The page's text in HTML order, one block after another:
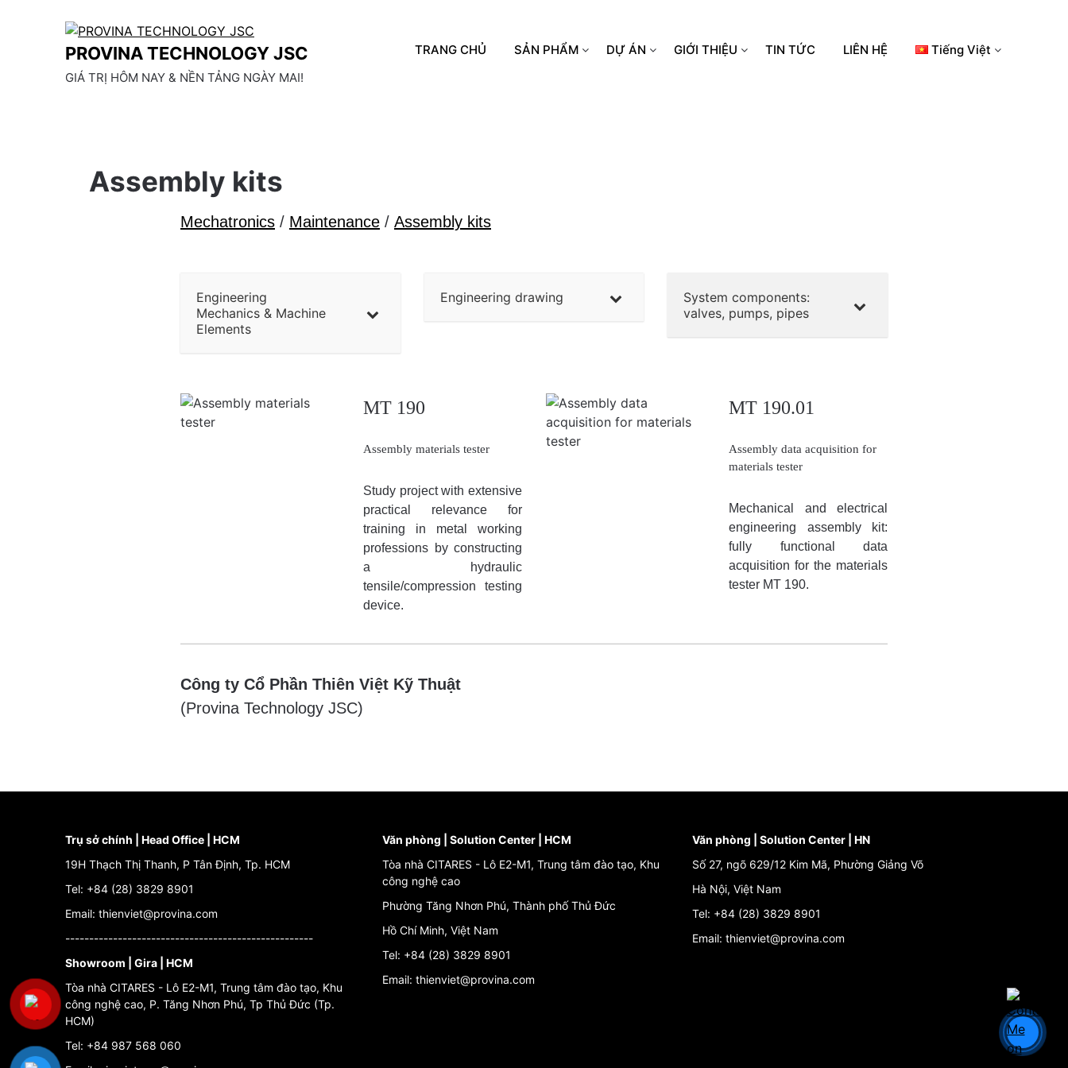
PROVINA TECHNOLOGY JSC
GIÁ TRỊ HÔM NAY & NỀN TẢNG NGÀY MAI!
TRANG CHỦ SẢN PHẨM DỰ ÁN GIỚI THIỆU TIN TỨC LIÊN HỆ Tiếng Việt
Assembly kits
Mechatronics / Maintenance / Assembly kits
Engineering
Mechanics & Machine
Elements
Engineering drawing
System components:
valves, pumps, pipes
MT 190
Assembly materials tester
Study project with extensive
practical relevance for
training in metal working
professions by constructing
a hydraulic
tensile/compression testing
device.
MT 190.01
Assembly data acquisition for
materials tester
Mechanical and electrical
engineering assembly kit:
fully functional data
acquisition for the materials
tester MT 190.
Công ty Cổ Phần Thiên Việt Kỹ Thuật
(Provina Technology JSC)
Trụ sở chính | Head Office | HCM
19H Thạch Thị Thanh, P Tân Định, Tp. HCM
Tel: +84 (28) 3829 8901
Email: thienviet@provina.com
----------------------------------------------------
Showroom | Gira | HCM
Tòa nhà CITARES - Lô E2-M1, Trung tâm đào tạo, Khu
công nghệ cao, P. Tăng Nhơn Phú, Tp Thủ Đức (Tp.
HCM)
Tel: +84 987 568 060
Văn phòng | Solution Center | HCM
Tòa nhà CITARES - Lô E2-M1, Trung tâm đào tạo, Khu
công nghệ cao
Phường Tăng Nhơn Phú, Thành phố Thủ Đức
Hồ Chí Minh, Việt Nam
Tel: +84 (28) 3829 8901
Email: thienviet@provina.com
Văn phòng | Solution Center | HN
Số 27, ngõ 629/12 Kim Mã, Phường Giảng Võ
Hà Nội, Việt Nam
Tel: +84 (28) 3829 8901
Email: thienviet@provina.com